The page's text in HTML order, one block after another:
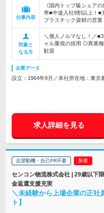
仕事内容
《国内トップ級シェア
率■中途入社9割以上！
プラスチック資材の営業
対象と
なる方
＼個人ノルマなし！／
ャル重視の採用 ◎異業
歓迎
企業データ
設立：1964年9月／本社所在地：東京
求人詳細を見る
志望動機・自己PR不要
センコン物流株式会社 | 29歳以下
金返還支援充実
＼未経験から上場企業の正社
ト】